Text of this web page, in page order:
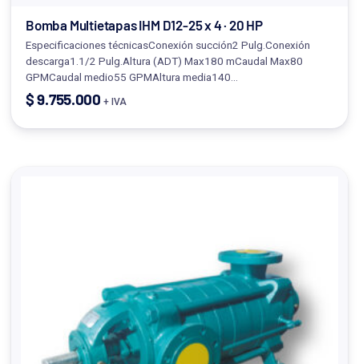
Bomba Multietapas IHM D12-25 x 4 · 20 HP
Especificaciones técnicasConexión succión2 Pulg.Conexión
descarga1.1/2 Pulg.Altura (ADT) Max180 mCaudal Max80
GPMCaudal medio55 GPMAltura media140…
$9.755.000 + IVA